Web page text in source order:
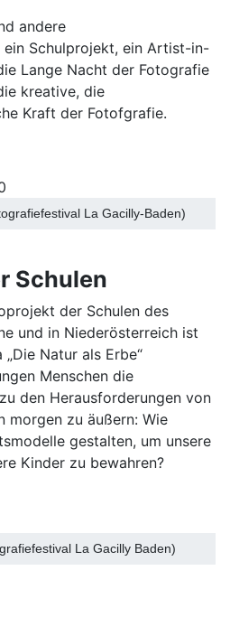
andere
ein Schulprojekt, ein Artist-in-
Lange Nacht der Fotografie
kreative, die
Kraft der Fotofgrafie.
La Gacilly-Baden)
Schulen
der Schulen des
und in Niederösterreich ist
Natur als Erbe“
Menschen die
den Herausforderungen von
morgen zu äußern: Wie
gestalten, um unsere
Kinder zu bewahren?
La Gacilly Baden)